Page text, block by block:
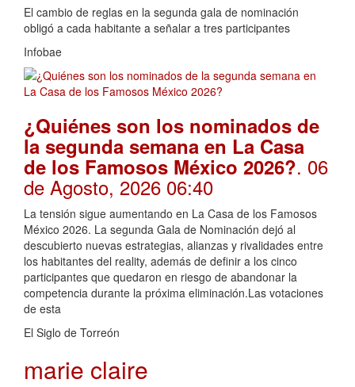
El cambio de reglas en la segunda gala de nominación
obligó a cada habitante a señalar a tres participantes
Infobae
¿Quiénes son los nominados de
la segunda semana en La Casa
de los Famosos México 2026?. 06
de Agosto, 2026 06:40
La tensión sigue aumentando en La Casa de los Famosos
México 2026. La segunda Gala de Nominación dejó al
descubierto nuevas estrategias, alianzas y rivalidades entre
los habitantes del reality, además de definir a los cinco
participantes que quedaron en riesgo de abandonar la
competencia durante la próxima eliminación.Las votaciones
de esta
El Siglo de Torreón
marie claire